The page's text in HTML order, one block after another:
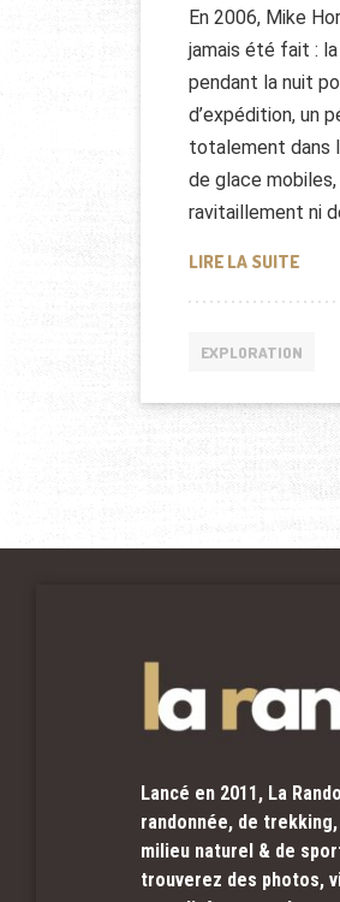
En 2006, Mike
jamais été fait :
pendant la nuit
d’expédition, un
totalement dans
de glace
ravitaillement ni
LIRE LA SUITE
EXPLORATION
Lancé en 2011, La
randonnée, de
milieu naturel & de
trouverez des photos,